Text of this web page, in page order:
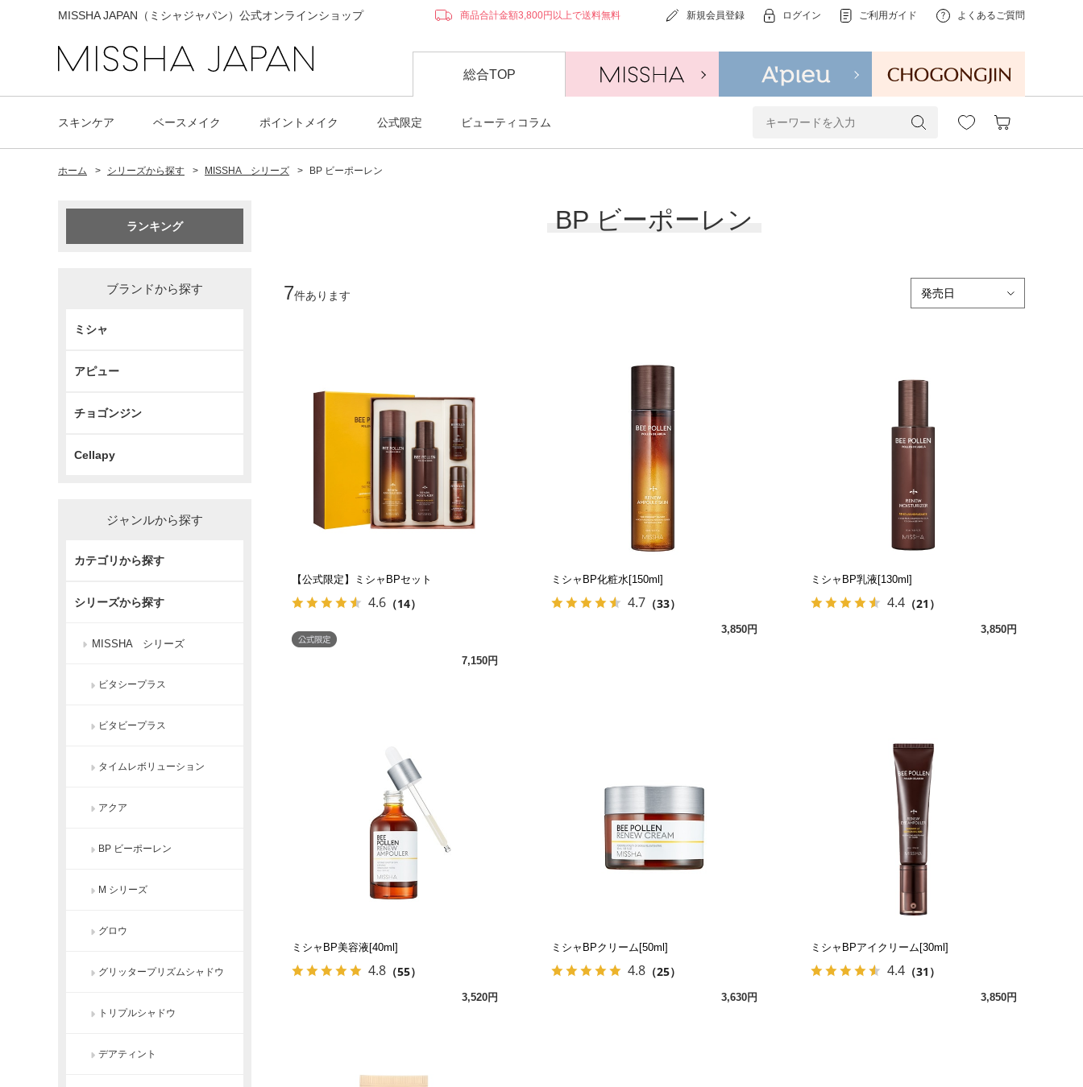
MISSHA JAPAN（ミシャジャパン）公式オンラインショップ 商品合計金額3,800円以上で送料無料 新規会員登録 ログイン ご利用ガイド よくあるご質問
総合TOP
スキンケア ベースメイク ポイントメイク 公式限定 ビューティコラム
ホーム > シリーズから探す > MISSHA シリーズ > BP ビーポーレン
ランキング
ブランドから探す
ミシャ
アピュー
チョゴンジン
Cellapy
ジャンルから探す
カテゴリから探す
シリーズから探す
MISSHA シリーズ
ビタシープラス
ビタビープラス
タイムレボリューション
アクア
BP ビーポーレン
M シリーズ
グロウ
グリッタープリズムシャドウ
トリプルシャドウ
デアティント
BP ビーポーレン
7件あります
【公式限定】ミシャBPセット
4.6 （14）
7,150円
ミシャBP化粧水[150ml]
4.7 （33）
3,850円
ミシャBP乳液[130ml]
4.4 （21）
3,850円
ミシャBP美容液[40ml]
4.8 （55）
3,520円
ミシャBPクリーム[50ml]
4.8 （25）
3,630円
ミシャBPアイクリーム[30ml]
4.4 （31）
3,850円